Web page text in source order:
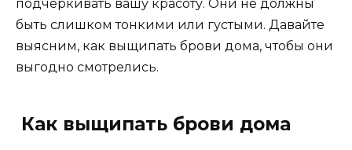
подчеркивать вашу красоту. Они не должны
быть слишком тонкими или густыми. Давайте
выясним, как выщипать брови дома, чтобы они
выгодно смотрелись.
Как выщипать брови дома